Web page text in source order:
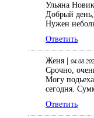
Ульяна
Добрый день,
Нужен
Ответить
Женя |
Срочно,
Могу
сегодня.
Ответить